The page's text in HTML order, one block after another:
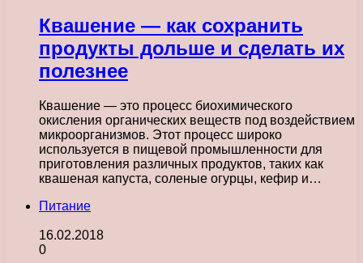
Квашение — как сохранить
продукты дольше и сделать их
полезнее
Квашение — это процесс биохимического
окисления органических веществ под воздействием
микроорганизмов. Этот процесс широко
используется в пищевой промышленности для
приготовления различных продуктов, таких как
квашеная капуста, соленые огурцы, кефир и…
Питание
16.02.2018
0